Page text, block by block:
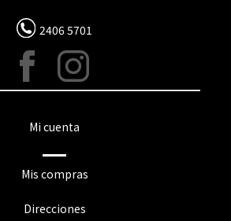
2406 5701
Mi cuenta
Mis compras
Direcciones